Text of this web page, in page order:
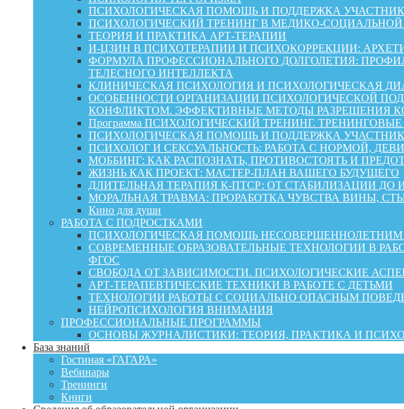
ПСИХОЛОГИЧЕСКАЯ ПОМОЩЬ И ПОДДЕРЖКА
ПСИХОЛОГИЧЕСКИЙ ТРЕНИНГ В МЕДИКО-
ТЕОРИЯ И ПРАКТИКА АРТ-ТЕРАПИИ
И-ЦЗИН В ПСИХОТЕРАПИИ И ПСИХОКОРРЕКЦИИ:
ФОРМУЛА ПРОФЕССИОНАЛЬНОГО ДОЛГОЛЕТИЯ:
ТЕЛЕСНОГО ИНТЕЛЛЕКТА
КЛИНИЧЕСКАЯ ПСИХОЛОГИЯ И ПСИХОЛОГИЧЕСКАЯ
ОСОБЕННОСТИ ОРГАНИЗАЦИИ ПСИХОЛОГИЧЕСКОЙ
КОНФЛИКТОМ. ЭФФЕКТИВНЫЕ МЕТОДЫ РАЗРЕШЕНИЯ
Программа ПСИХОЛОГИЧЕСКИЙ ТРЕНИНГ.
ПСИХОЛОГИЧЕСКАЯ ПОМОЩЬ И ПОДДЕРЖКА
ПСИХОЛОГ И СЕКСУАЛЬНОСТЬ: РАБОТА С НОРМОЙ,
МОББИНГ: КАК РАСПОЗНАТЬ, ПРОТИВОСТОЯТЬ И
ЖИЗНЬ КАК ПРОЕКТ: МАСТЕР‑ПЛАН ВАШЕГО БУДУЩЕГО
ДЛИТЕЛЬНАЯ ТЕРАПИЯ К-ПТСР: ОТ СТАБИЛИЗАЦИИ
МОРАЛЬНАЯ ТРАВМА: ПРОРАБОТКА ЧУВСТВА ВИНЫ,
Кино для души
РАБОТА С ПОДРОСТКАМИ
ПСИХОЛОГИЧЕСКАЯ ПОМОЩЬ
СОВРЕМЕННЫЕ ОБРАЗОВАТЕЛЬНЫЕ ТЕХНОЛОГИИ В
ФГОС
СВОБОДА ОТ ЗАВИСИМОСТИ. ПСИХОЛОГИЧЕСКИЕ
АРТ-ТЕРАПЕВТИЧЕСКИЕ ТЕХНИКИ В РАБОТЕ С ДЕТЬМИ
ТЕХНОЛОГИИ РАБОТЫ С СОЦИАЛЬНО ОПАСНЫМ
НЕЙРОПСИХОЛОГИЯ ВНИМАНИЯ
ПРОФЕССИОНАЛЬНЫЕ ПРОГРАММЫ
ОСНОВЫ ЖУРНАЛИСТИКИ: ТЕОРИЯ, ПРАКТИКА И
База знаний
Гостиная «ГАГАРА»
Вебинары
Тренинги
Книги